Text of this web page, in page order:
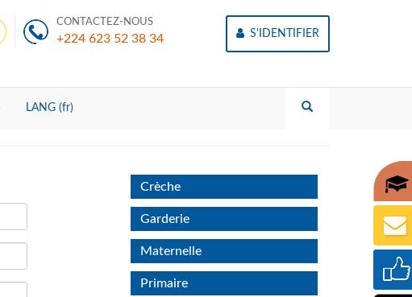
CONTACTEZ-NOUS
+224 623 52 38 34 S'IDENTIFIER
LANG (fr)
Crèche
Garderie
Maternelle
Primaire